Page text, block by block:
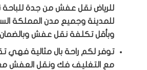
للرياض نقل عفش من جدة
للمدينة وجميع مدن المملكة
وبأقل تكلفة نقل عفش
توفر لكم راحة بال مثالية
مع التغليف فك ونقل العفش